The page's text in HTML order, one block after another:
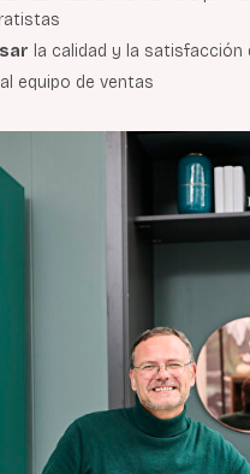
la calidad y la satisfacción
al equipo de ventas